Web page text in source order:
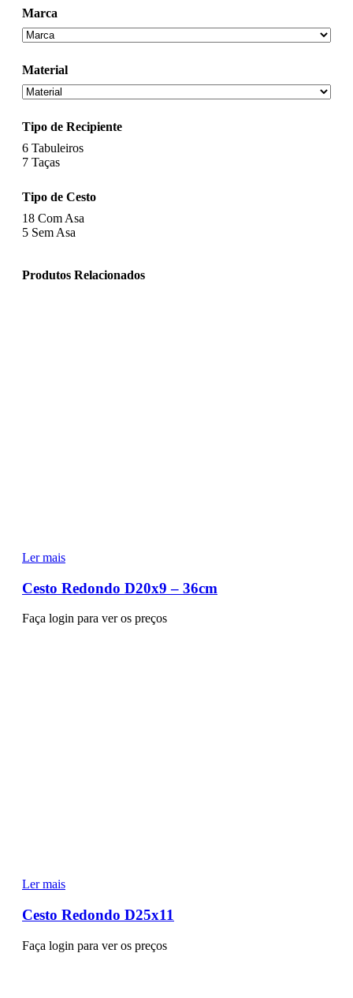
Marca
Material
Tipo de Recipiente
6 Tabuleiros
7 Taças
Tipo de Cesto
18 Com Asa
5 Sem Asa
Produtos Relacionados
Ler mais
Cesto Redondo D20x9 – 36cm
Faça login para ver os preços
Ler mais
Cesto Redondo D25x11
Faça login para ver os preços